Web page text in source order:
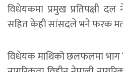
विधेयकमा प्रमुख प्रतिपक्षी
सहित केही सांसदले भने फरक मत
विधेयक माथिको छलफलमा